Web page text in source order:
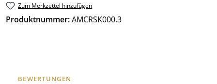
Zum Merkzettel hinzufügen
Produktnummer:AMCRSK000.3
BEWERTUNGEN